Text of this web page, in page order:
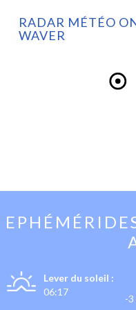
RADAR MÉTÉO
WAVER
Lever du soleil :
06:17
-3